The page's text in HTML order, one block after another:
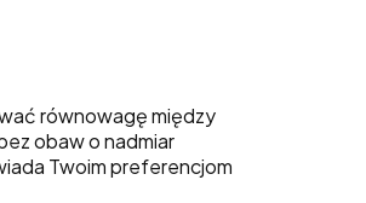
równowagę między
obaw o nadmiar
Twoim preferencjom